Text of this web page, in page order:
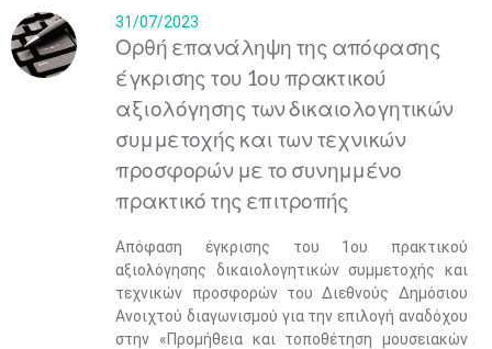
31/07/2023
Ορθή επανάληψη της απόφασης
έγκρισης του 1ου πρακτικού
αξιολόγησης των δικαιολογητικών
συμμετοχής και των τεχνικών
προσφορών με το συνημμένο
πρακτικό της επιτροπής
Απόφαση έγκρισης του 1ου πρακτικού
αξιολόγησης δικαιολογητικών συμμετοχής και
τεχνικών προσφορών του Διεθνούς Δημόσιου
Ανοιχτού διαγωνισμού για την επιλογή αναδόχου
στην «Προμήθεια και τοποθέτηση μουσειακών